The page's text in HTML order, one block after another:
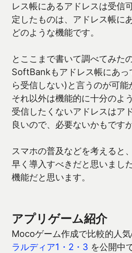
レス帳にあるアドレスは受信
定したものは、アドレス帳に
どのような機能です。
とここまで書いて調べてみた
SoftBankもアドレス帳にあっ
ら受信しない)と言うのが可能
それ以外は機能的に十分のよ
受信したくないアドレスはア
良いので、必要ないかもですが
スマホの普及などを考えると
早く導入すべきだと思いまし
機能だと思います。
アプリゲーム紹介
Mocoゲーム作成で比較的人
ラルディア1・2・3 を公開中